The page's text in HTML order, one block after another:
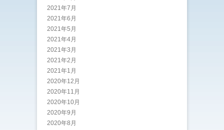
2021年7月
2021年6月
2021年5月
2021年4月
2021年3月
2021年2月
2021年1月
2020年12月
2020年11月
2020年10月
2020年9月
2020年8月